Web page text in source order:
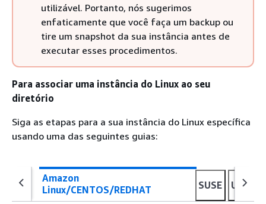
utilizável. Portanto, nós sugerimos
enfaticamente que você faça um backup ou
tire um snapshot da sua instância antes de
executar esses procedimentos.
Para associar uma instância do Linux ao seu
diretório
Siga as etapas para a sua instância do Linux específica
usando uma das seguintes guias:
Amazon
Linux/CENTOS/REDHAT
SUSE Ubuntu